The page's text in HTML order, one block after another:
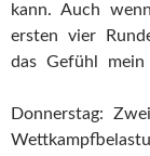
kann. Auch
ersten vier
das Gefühl mein
Donnerstag: